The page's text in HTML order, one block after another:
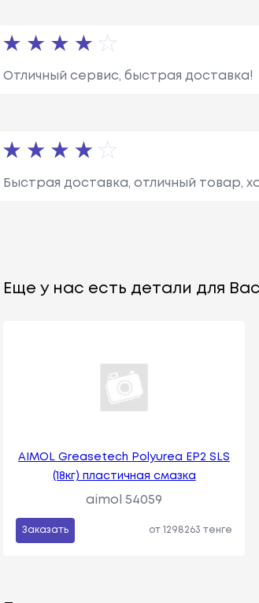
Отличный сервис, быстрая доставка!
Быстрая доставка, отличный товар,
Еще у нас есть детали для
AIMOL Greasetech Polyurea EP2 SLS
(18кг) пластичная смазка
aimol 54059
Заказать от 1298263 тенге